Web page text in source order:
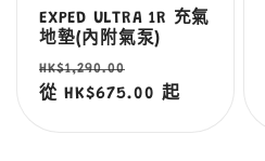
EXPED ULTRA 1R 充氣
地墊(內附氣泵)
定
價
HK$1,290.00
價
從 HK$675.00 起